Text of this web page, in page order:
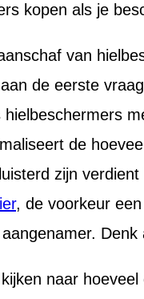
kopen als je
van
de eerste
de
zijn
, de voorkeur
naar